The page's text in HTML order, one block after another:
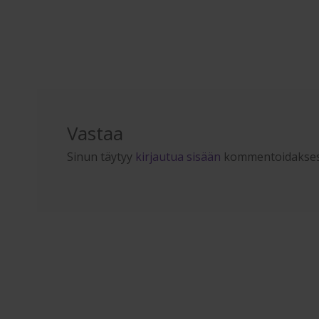
Vastaa
Sinun täytyy kirjautua sisään